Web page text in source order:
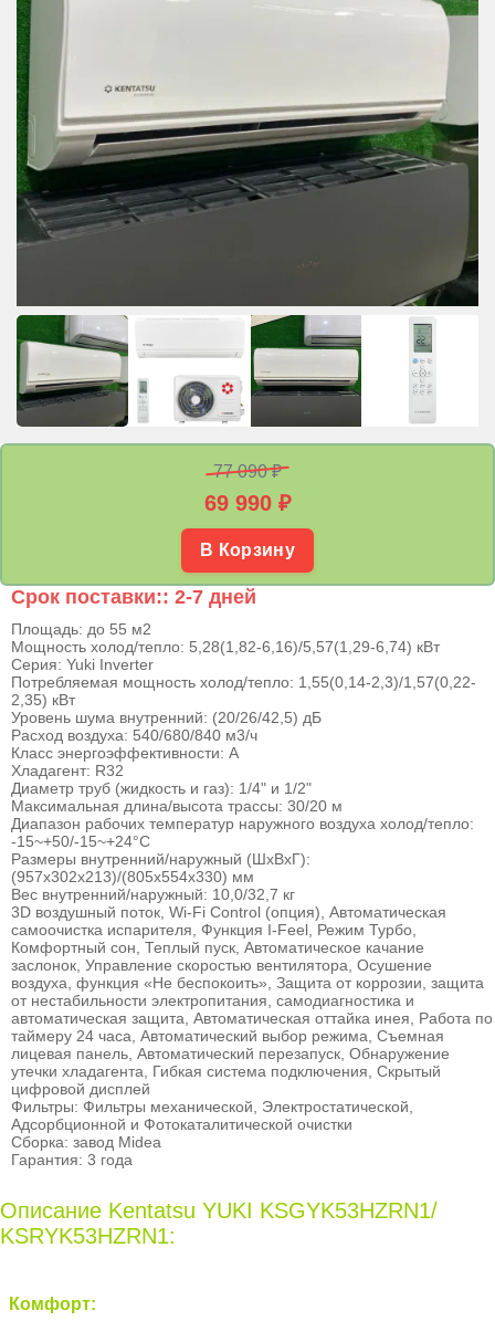
77 090 ₽
69 990 ₽
В Корзину
Срок поставки:: 2-7 дней
Площадь: до 55 м2
Мощность холод/тепло: 5,28(1,82-6,16)/5,57(1,29-6,74) кВт
Серия: Yuki Inverter
Потребляемая мощность холод/тепло: 1,55(0,14-2,3)/1,57(0,22-
2,35) кВт
Уровень шума внутренний: (20/26/42,5) дБ
Расход воздуха: 540/680/840 м3/ч
Класс энергоэффективности: А
Хладагент: R32
Диаметр труб (жидкость и газ): 1/4" и 1/2"
Максимальная длина/высота трассы: 30/20 м
Диапазон рабочих температур наружного воздуха холод/тепло:
-15~+50/-15~+24°С
Размеры внутренний/наружный (ШхВхГ):
(957х302х213)/(805х554х330) мм
Вес внутренний/наружный: 10,0/32,7 кг
3D воздушный поток, Wi-Fi Control (опция), Автоматическая
самоочистка испарителя, Функция I-Feel, Режим Турбо,
Комфортный сон, Теплый пуск, Автоматическое качание
заслонок, Управление скоростью вентилятора, Осушение
воздуха, функция «Не беспокоить», Защита от коррозии, защита
от нестабильности электропитания, самодиагностика и
автоматическая защита, Автоматическая оттайка инея, Работа по
таймеру 24 часа, Автоматический выбор режима, Съемная
лицевая панель, Автоматический перезапуск, Обнаружение
утечки хладагента, Гибкая система подключения, Скрытый
цифровой дисплей
Фильтры: Фильтры механической, Электростатической,
Адсорбционной и Фотокаталитической очистки
Сборка: завод Midea
Гарантия: 3 года
Описание Kentatsu YUKI KSGYK53HZRN1/
KSRYK53HZRN1:
Комфорт: